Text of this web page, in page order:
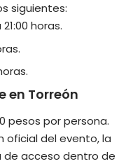
siguientes:
horas.
en Torreón
pesos por persona.
oficial del evento, la
de acceso dentro de